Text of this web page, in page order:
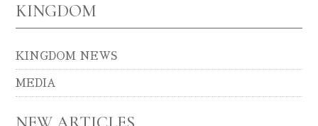
KINGDOM
KINGDOM NEWS
MEDIA